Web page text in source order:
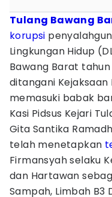
Tulang Bawang
korupsi
Lingkungan Hidup
Bawang Barat
ditangani
memasuki babak
Kasi Pidsus Kejari
Gita Santika
telah menetapkan
Firmansyah selaku
dan Hartawan
Sampah, Limbah B3